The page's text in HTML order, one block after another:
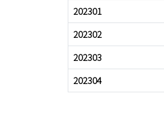
202301
202302
202303
202304